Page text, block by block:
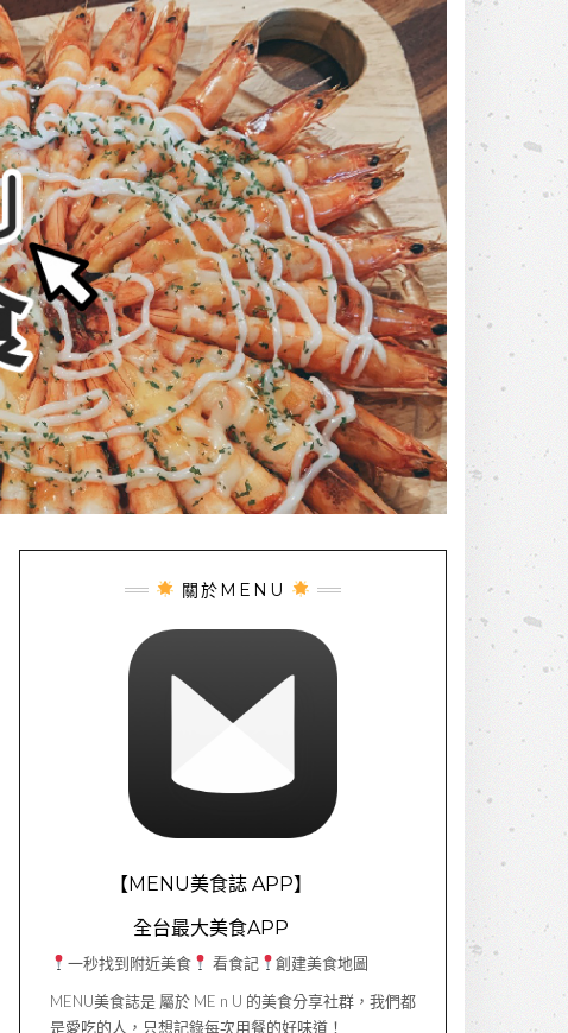
關於MENU
【MENU美食誌 APP】
全台最大美食APP
一秒找到附近美食 看食記
創建美食地圖
MENU美食誌是 屬於 ME n U 的美食分享社群，我們都
是愛吃的人，只想記錄每次用餐的好味道！